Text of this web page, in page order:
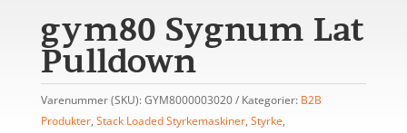
gym80 Sygnum Lat
Pulldown
Varenummer (SKU):GYM8000003020 Kategorier: B2B
Produkter, Stack Loaded Styrkemaskiner, Styrke,